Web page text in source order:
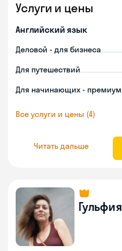
Услуги и цены
Английский язык
Деловой - для бизнеса
Для путешествий
Для начинающих - премиум
Все услуги и цены (4)
Читать дальше
Гульфия